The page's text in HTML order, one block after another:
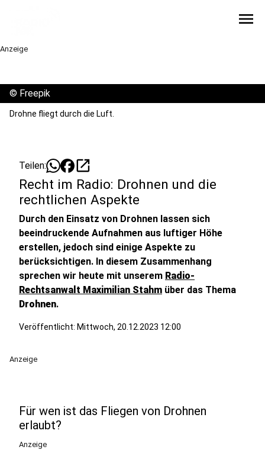
menu
Anzeige
© Freepik
Drohne fliegt durch die Luft.
Teilen: open_in_new
Recht im Radio: Drohnen und die
rechtlichen Aspekte
Durch den Einsatz von Drohnen lassen sich
beeindruckende Aufnahmen aus luftiger Höhe
erstellen, jedoch sind einige Aspekte zu
berücksichtigen. In diesem Zusammenhang
sprechen wir heute mit unserem Radio-
Rechtsanwalt Maximilian Stahm über das Thema
Drohnen.
Veröffentlicht: Mittwoch, 20.12.2023 12:00
Anzeige
Für wen ist das Fliegen von Drohnen
erlaubt?
Anzeige